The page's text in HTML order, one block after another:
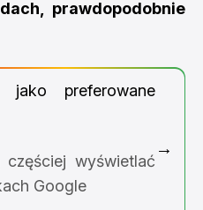
prawdopodobnie
preferowane
wyświetlać
Google
→